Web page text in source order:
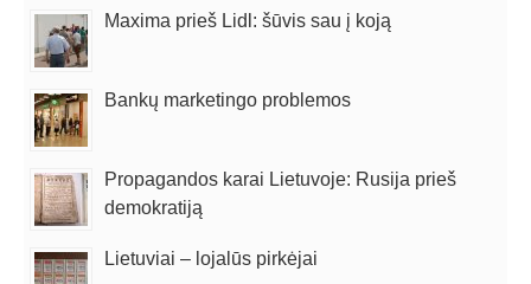
Maxima prieš Lidl: šūvis sau į koją
Bankų marketingo problemos
Propagandos karai Lietuvoje: Rusija prieš
demokratiją
Lietuviai – lojalūs pirkėjai